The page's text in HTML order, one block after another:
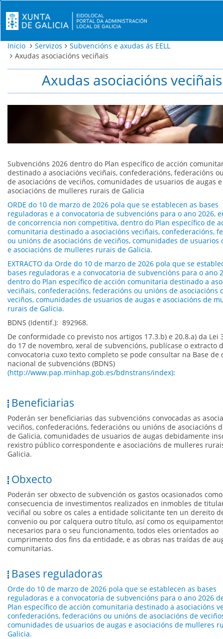
Inicio Servizos
Subvencións e axudas ás EELL
Axudas asociacións veciñais
Axudas asociacións veciñais
Subvencións 2026 dentro do Plan específico de acción
destinado a asociacións veciñais, confederacións, federacións
de asociacións de veciños, comunidades de usuarios de augas e
asociacións de mulleres rurais de Galicia
ORDE do 10 de marzo de 2026 pola que se establecen as bases
reguladoras e a convocatoria de subvencións para o ano 2026,
de concorrencia non competitiva, dentro do Plan específico de
comunitaria destinado a asociacións veciñais, confederacións,
ou unións de asociacións de veciños, comunidades de usuarios
e asociacións de mulleres rurais de Galicia.
EXTRACTO da Orde do 10 de marzo de 2026 pola que se
bases reguladoras e a convocatoria de subvencións para o ano
dentro do Plan específico de acción comunitaria destinado a
veciñais, confederacións, federacións ou unións de asociacións
veciños, comunidades de usuarios de augas e asociacións de
rurais de Galicia.
BDNS (Identif.): 892968.
De conformidade co previsto nos artigos 17.3.b) e 20.8.a) da Lei
do 17 de novembro, xeral de subvencións, publícase o extracto
convocatoria cuxo texto completo se pode consultar na Base de
nacional de subvencións (BDNS)
(http://www.pap.minhap.gob.es/bdnstrans/index):
Beneficiarias
Poderán ser beneficiarias das subvencións convocadas as
veciños, confederacións, federacións ou unións de asociacións
de Galicia, comunidades de usuarios de augas debidamente
rexistro público correspondente e asociacións de mulleres
Galicia.
Obxecto
Poderán ser obxecto de subvención os gastos ocasionados como
consecuencia de investimentos realizados en inmobles de
veciñal ou sobre os cales a entidade solicitante ten un dereito
convenio ou por calquera outro título, así como os
necesarios para o seu funcionamento, todos eles orientados ao
cumprimento dos fins da entidade, e as obras nas traídas de
comunitarias.
Bases reguladoras
Orde do 10 de marzo de 2026 pola que se establecen as bases
reguladoras e a convocatoria de subvencións para o ano 2026
Plan específico de acción comunitaria destinado a asociacións
confederacións, federacións ou unións de asociacións de
comunidades de usuarios de augas e asociacións de mulleres
Galicia.